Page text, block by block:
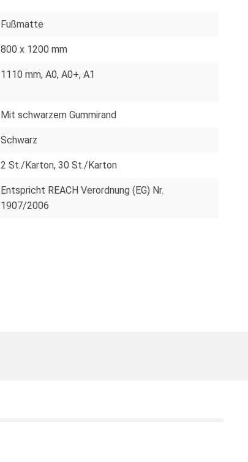
Fußmatte
800 x 1200 mm
1110 mm, A0, A0+, A1
Mit schwarzem Gummirand
Schwarz
2 St./Karton, 30 St./Karton
Entspricht REACH Verordnung (EG) Nr.
1907/2006